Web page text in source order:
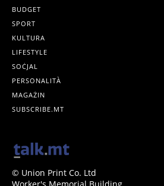
BUDGET
SPORT
KULTURA
LIFESTYLE
SOĊJAL
PERSONALITÀ
MAGAŻIN
SUBSCRIBE.MT
© Union Print Co. Ltd